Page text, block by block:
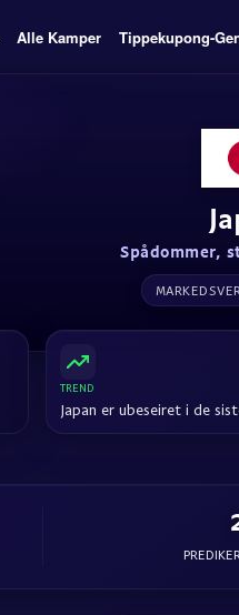
Alle Kamper Tippekupong-
Spådommer,
TREND
Japan er ubeseiret i de